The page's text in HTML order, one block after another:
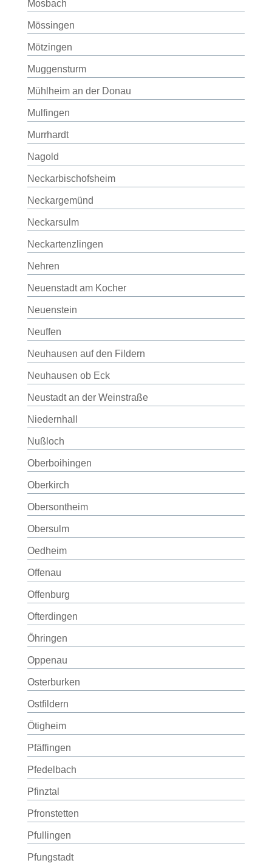
Mosbach
Mössingen
Mötzingen
Muggensturm
Mühlheim an der Donau
Mulfingen
Murrhardt
Nagold
Neckarbischofsheim
Neckargemünd
Neckarsulm
Neckartenzlingen
Nehren
Neuenstadt am Kocher
Neuenstein
Neuffen
Neuhausen auf den Fildern
Neuhausen ob Eck
Neustadt an der Weinstraße
Niedernhall
Nußloch
Oberboihingen
Oberkirch
Obersontheim
Obersulm
Oedheim
Offenau
Offenburg
Ofterdingen
Öhringen
Oppenau
Osterburken
Ostfildern
Ötigheim
Pfäffingen
Pfedelbach
Pfinztal
Pfronstetten
Pfullingen
Pfungstadt